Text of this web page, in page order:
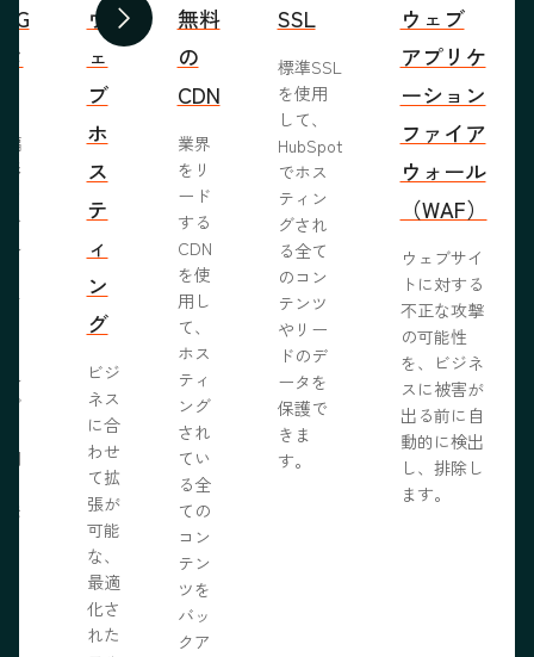
前へ 次へ
編
形
ル
ル
ブ
ウ
ェ
ブ
ホ
ス
テ
ィ
ン
グ
ビジ
ネス
に合
わせ
て拡
張が
可能
な、
最適
化さ
れた
無料
の
CDN
業界
をリ
ード
する
CDN
を使
用し
て、
ホス
ティ
ング
され
てい
る全
ての
コン
テン
ツを
バッ
クア
SSL
標準SSL
を使用
して、
HubSpot
でホス
ティン
グされ
る全て
のコン
テンツ
やリー
ドのデ
ータを
保護で
きま
す。
ウェブ
アプリケ
ーション
ファイア
ウォール
（WAF）
ウェブサイ
トに対する
不正な攻撃
の可能性
を、ビジネ
スに被害が
出る前に自
動的に検出
し、排除し
ます。